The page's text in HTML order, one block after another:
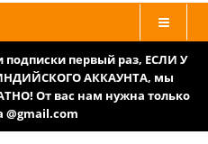
первый раз, ЕСЛИ У
АККАУНТА, мы
От вас нам нужна только
@gmail.com